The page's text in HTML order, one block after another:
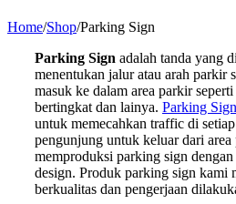
Home/Shop/Parking Sign
Parking Sign adalah tanda yang
menentukan jalur atau arah parkir
masuk ke dalam area parkir
bertingkat dan lainya. Parking Sign
untuk memecahkan traffic di
pengunjung untuk keluar dari
memproduksi parking sign
design. Produk parking sign kami
berkualitas dan pengerjaan